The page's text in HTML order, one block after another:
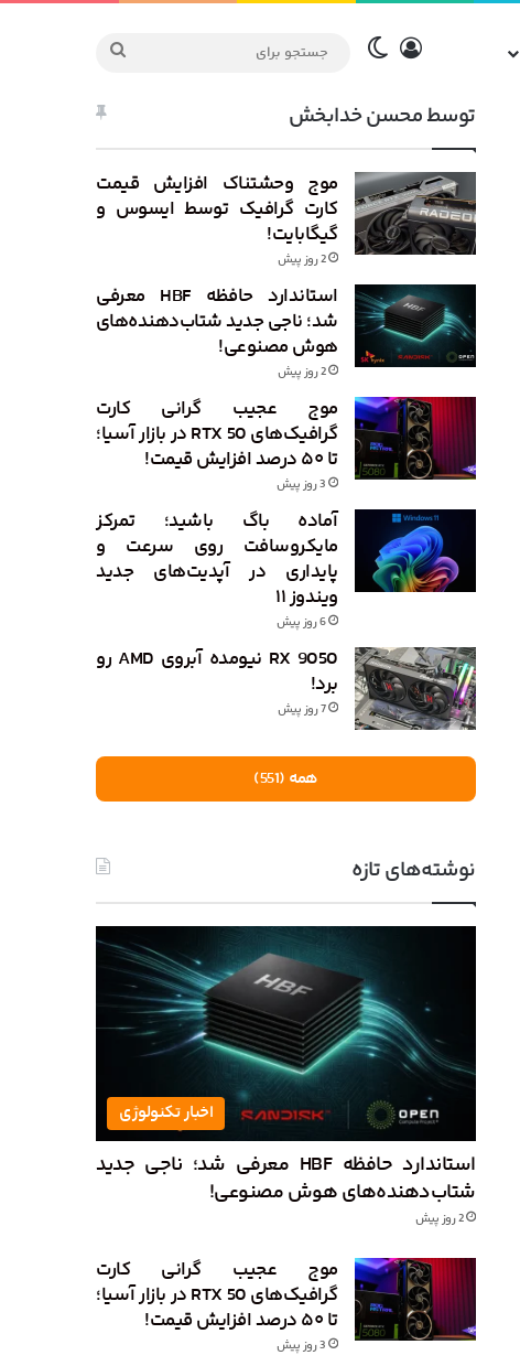
ورودتغییر پوسته
جستجو
توسط محسن خدابخش
موج وحشتناک افزایش قیمت
کارت گرافیک توسط ایسوس و
گیگابایت!
2 روز پیش
استاندارد حافظه HBF معرفی
شد؛ ناجی جدید شتاب‌دهنده‌های
هوش مصنوعی!
2 روز پیش
موج عجیب گرانی کارت
گرافیک‌های RTX 50 در بازار آسیا؛
تا ۵۰ درصد افزایش قیمت!
3 روز پیش
آماده باگ باشید؛ تمرکز
مایکروسافت روی سرعت و
پایداری در آپدیت‌های جدید
ویندوز ۱۱
6 روز پیش
RX 9050 نیومده آبروی AMD رو
برد!
7 روز پیش
همه (551)
نوشته‌های تازه
اخبار تکنولوژی
استاندارد حافظه HBF معرفی شد؛ ناجی جدید
شتاب‌دهنده‌های هوش مصنوعی!
2 روز پیش
موج عجیب گرانی کارت
گرافیک‌های RTX 50 در بازار آسیا؛
تا ۵۰ درصد افزایش قیمت!
3 روز پیش